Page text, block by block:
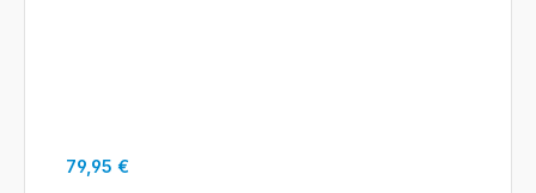
Regulärer Preis:
79,95 €